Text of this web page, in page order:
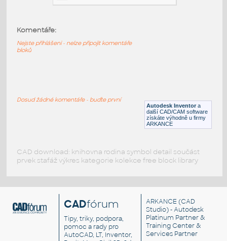
Lego 3666-DkRed
Lego 3666-DkBluishGray
Autodesk Inventor a
další CAD/CAM software
získáte výhodně u firmy
ARKANCE
Komentáře:
Nejste přihlášeni - nelze připojit komentáře
bloků
Dosud žádné komentáře - buďte první
CAD download: knihovna rodina symbol detail součást
prvek stafáž výkres kategorie kolekce free block library
CADfórum
Tipy, triky, podpora,
pomoc a rady pro
AutoCAD, LT, Inventor,
ARKANCE (CAD
Studio) - Autodesk
Platinum Partner &
Training Center &
Services Partner